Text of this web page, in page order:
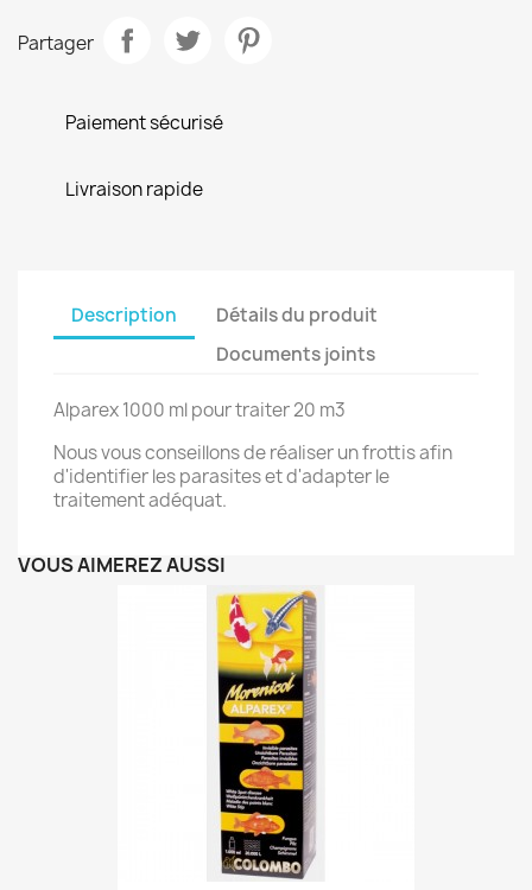
Partager
Paiement sécurisé
Livraison rapide
Description
Détails du produit
Documents joints
Alparex 1000 ml pour traiter 20 m3
Nous vous conseillons de réaliser un frottis afin
d'identifier les parasites et d'adapter le
traitement adéquat.
VOUS AIMEREZ AUSSI